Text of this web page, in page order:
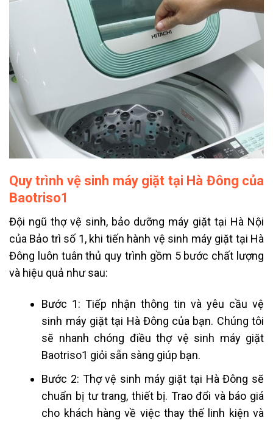
Quy trình vệ sinh máy giặt tại Hà Đông của
Baotriso1
Đội ngũ thợ vệ sinh, bảo dưỡng máy giặt tại Hà Nội
của Bảo trì số 1, khi tiến hành vệ sinh máy giặt tại Hà
Đông luôn tuân thủ quy trình gồm 5 bước chất lượng
và hiệu quả như sau:
Bước 1: Tiếp nhận thông tin và yêu cầu vệ
sinh máy giặt tại Hà Đông của bạn. Chúng tôi
sẽ nhanh chóng điều thợ vệ sinh máy giặt
Baotriso1 giỏi sẵn sàng giúp bạn.
Bước 2: Thợ vệ sinh máy giặt tại Hà Đông sẽ
chuẩn bị tư trang, thiết bị. Trao đổi và báo giá
cho khách hàng về việc thay thế linh kiện và